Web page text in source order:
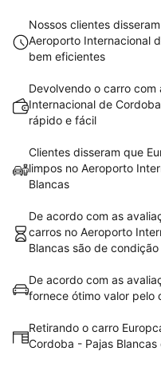
Nossos clientes
Aeroporto Internacional
bem eficientes
Devolvendo o carro
Internacional de
rápido e fácil
Clientes disseram que
limpos no Aeroporto
Blancas
De acordo com as
carros no Aeroporto
Blancas são de
De acordo com as
fornece ótimo valor pelo
Retirando o carro
Cordoba - Pajas